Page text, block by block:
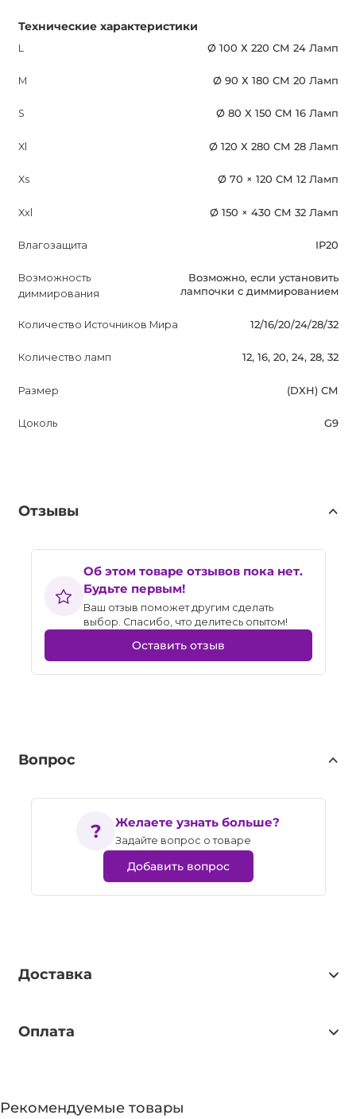
Технические характеристики
L Ø 100 Х 220 СМ 24 Ламп
M Ø 90 Х 180 СМ 20 Ламп
S Ø 80 Х 150 СМ 16 Ламп
Xl Ø 120 Х 280 СМ 28 Ламп
Xs Ø 70 × 120 СМ 12 Ламп
Xxl Ø 150 × 430 СМ 32 Ламп
Влагозащита IP20
Возможность
диммирования
Возможно, если установить
лампочки с диммированием
Количество Источников Мира 12/16/20/24/28/32
Количество ламп 12, 16, 20, 24, 28, 32
Размер (DXH) СМ
Цоколь G9
Отзывы
Об этом товаре отзывов пока нет.
Будьте первым!
Ваш отзыв поможет другим сделать
выбор. Спасибо, что делитесь опытом!
Оставить отзыв
Вопрос
Желаете узнать больше?
Задайте вопрос о товаре
Добавить вопрос
Доставка
Оплата
Рекомендуемые товары